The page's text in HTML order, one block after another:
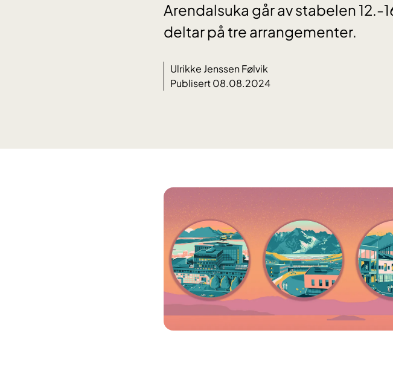
Arendalsuka går av stabelen
deltar på tre arrangementer.
Ulrikke Jenssen Følvik
Publisert 08.08.2024